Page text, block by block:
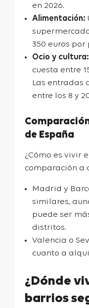
en 2026.
Alimentación:
350 euros por
Ocio y cultura:
cuesta entre
Las entradas
entre los 8 y
de España
¿Cómo es vivir
comparación a
Madrid y
similares,
puede ser
distritos.
Valencia o
cuanto a
¿Dónde
barrios